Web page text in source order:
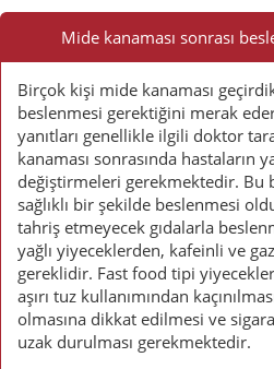
Sorulan
Sorular
Mide kanaması sonrası
Birçok kişi mide kanaması
beslenmesi gerektiğini merak
yanıtları genellikle ilgili doktor
kanaması sonrasında hastaların
değiştirmeleri gerekmektedir. Bu
sağlıklı bir şekilde beslenmesi
tahriş etmeyecek gıdalarla
yağlı yiyeceklerden, kafeinli ve
gereklidir. Fast food tipi
aşırı tuz kullanımından
olmasına dikkat edilmesi ve
uzak durulması gerekmektedir.